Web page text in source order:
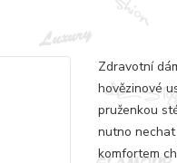
Zdravotní
hovězinové
pruženkou
nutno
komfortem